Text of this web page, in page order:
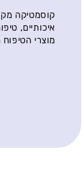
קוסמטיקה
איכותיים,
מוצרי הטיפוח